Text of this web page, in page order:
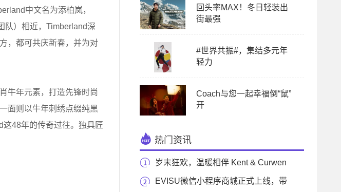
中文名为添柏岚，
队）相近，Timberland深
，都可共庆新春，并为对
牛年元素，打造先锋时尚
面则以牛年刺绣点缀纯黑
48年的传奇过往。独具匠
回头率MAX！冬日轻装出
街最强
#世界共振#，集结多元年
轻力
Coach与您一起幸福倒“鼠”
开
热门资讯
岁末狂欢，温暖相伴 Kent & Curwen
2019圣诞特别系
EVISU微信小程序商城正式上线，带